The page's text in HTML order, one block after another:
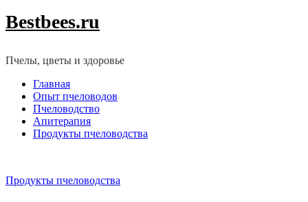
Bestbees.ru
Пчелы, цветы и здоровье
Главная
Опыт пчеловодов
Пчеловодство
Апитерапия
Продукты пчеловодства
Продукты пчеловодства